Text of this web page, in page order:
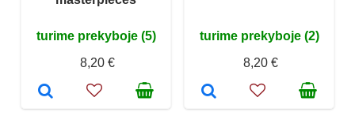
turime prekyboje (5)
8,20 €
turime prekyboje (2)
8,20 €